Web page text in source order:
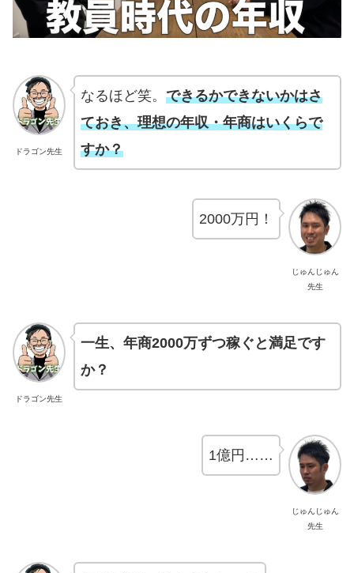
ドラゴン先生
なるほど笑。 できるかできないかはさ
ておき、理想の年収・年商はいくらで
すか？
じゅんじゅん
先生
2000万円！
ドラゴン先生
一生、年商2000万ずつ稼ぐと満足です
か？
じゅんじゅん
先生
1億円……